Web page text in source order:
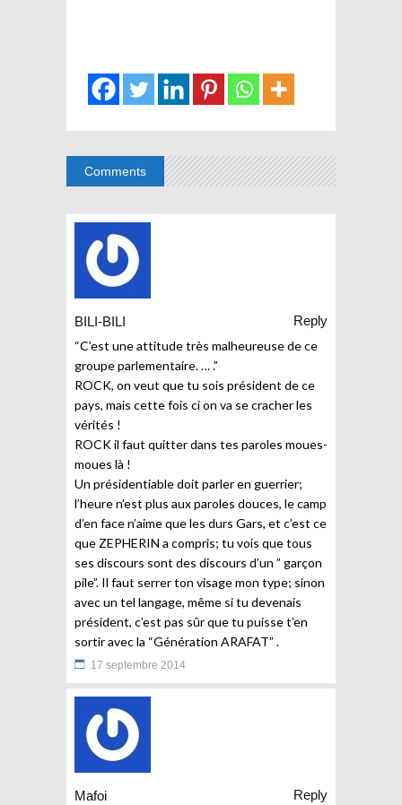
Comments
BILI-BILI
Reply
“C’est une attitude très malheureuse de ce
groupe parlementaire. … .”
ROCK, on veut que tu sois président de ce
pays, mais cette fois ci on va se cracher les
vérités !
ROCK il faut quitter dans tes paroles moues-
moues là !
Un présidentiable doit parler en guerrier;
l’heure n’est plus aux paroles douces, le camp
d’en face n’aime que les durs Gars, et c’est ce
que ZEPHERIN a compris; tu vois que tous
ses discours sont des discours d’un ” garçon
pile”. Il faut serrer ton visage mon type; sinon
avec un tel langage, même si tu devenais
président, c’est pas sûr que tu puisse t’en
sortir avec la “Génération ARAFAT” .
17 septembre 2014
Mafoi
Reply